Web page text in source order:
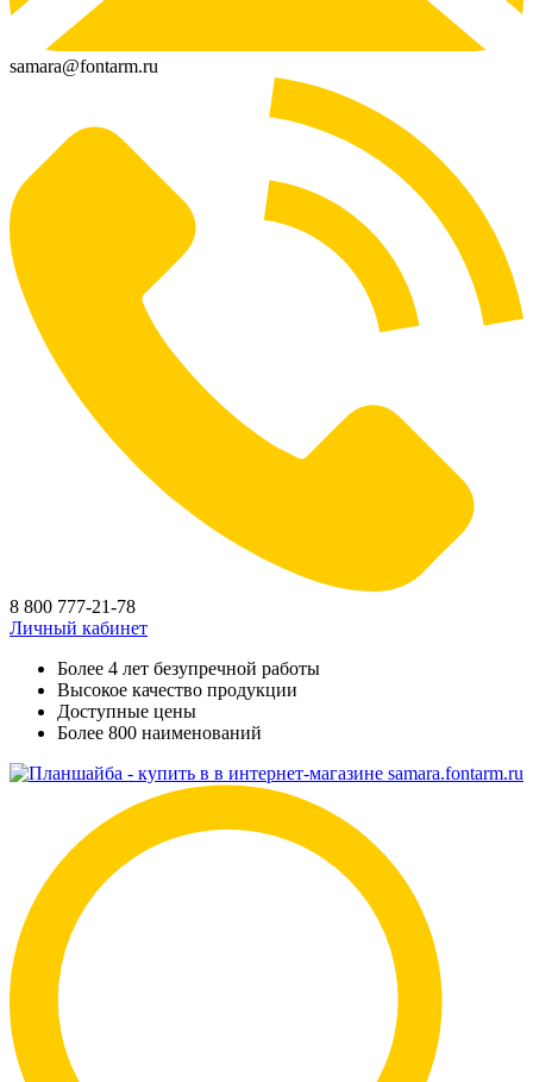
samara@fontarm.ru
8 800 777-21-78
Личный кабинет
Более 4 лет безупречной работы
Высокое качество продукции
Доступные цены
Более 800 наименований